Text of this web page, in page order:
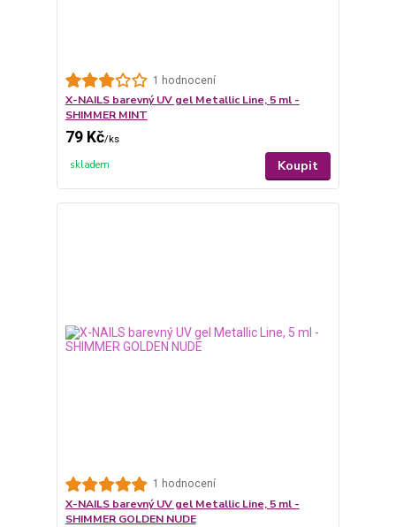
1 hodnocení
X-NAILS barevný UV gel Metallic Line, 5 ml -
SHIMMER MINT
79 Kč/ks
skladem Koupit
1 hodnocení
X-NAILS barevný UV gel Metallic Line, 5 ml -
SHIMMER GOLDEN NUDE